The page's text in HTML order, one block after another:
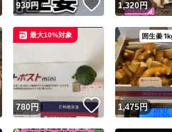
いいね！
930円 いいね！
1,320円
いいね！
780円 いいね！
最大10%対象
1,475円